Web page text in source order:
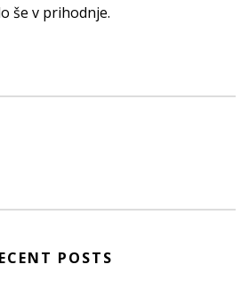
še v prihodnje.
POSTS